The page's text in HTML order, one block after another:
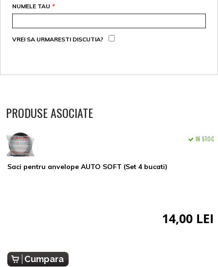
*
NUMELE TAU
VREI SA URMARESTI DISCUTIA?
PRODUSE ASOCIATE
Saci pentru anvelope AUTO SOFT (Set 4 bucati)
IN STOC
14,00 LEI
Cumpara